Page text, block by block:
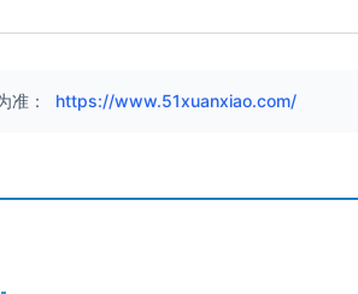
准： https://www.51xuanxiao.com/